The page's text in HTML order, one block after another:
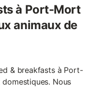
à Port-Mort
animaux de
& breakfasts à Port-
Nous